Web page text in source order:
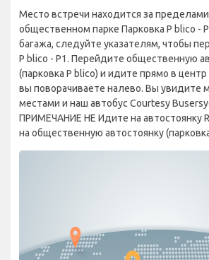
Место встречи находится за
общественном парке Парковка P blico -
багажа, следуйте указателям, чтобы
P blico - P1. Перейдите общественную
(парковка P blico) и идите прямо в центр
вы поворачиваете налево. Вы увидите
местами и наш автобус Courtesy
ПРИМЕЧАНИЕ НЕ Идите на автостоянку
на общественную автостоянку